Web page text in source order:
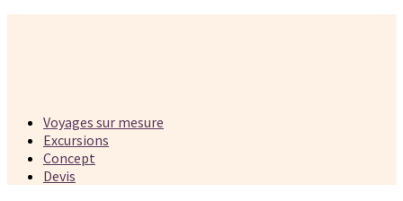
Voyages sur mesure
Excursions
Concept
Devis